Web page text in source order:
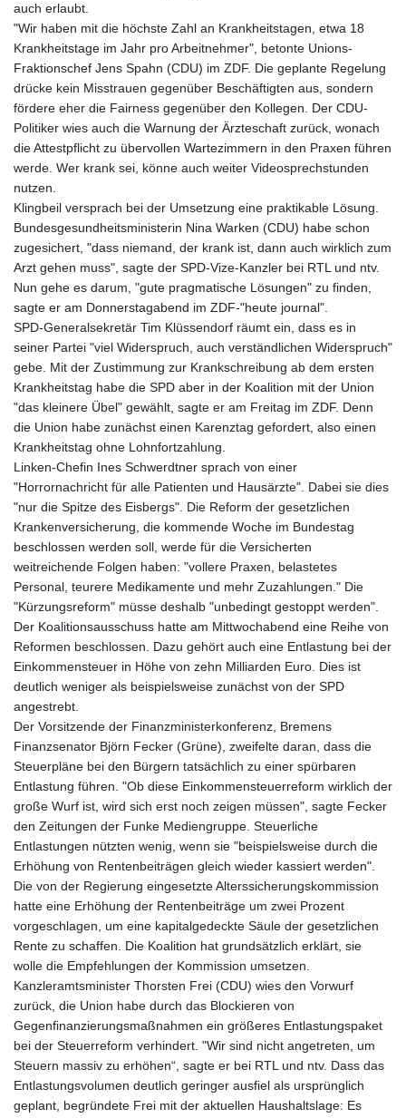
auch erlaubt.
"Wir haben mit die höchste Zahl an Krankheitstagen, etwa 18
Krankheitstage im Jahr pro Arbeitnehmer", betonte Unions-
Fraktionschef Jens Spahn (CDU) im ZDF. Die geplante Regelung
drücke kein Misstrauen gegenüber Beschäftigten aus, sondern
fördere eher die Fairness gegenüber den Kollegen. Der CDU-
Politiker wies auch die Warnung der Ärzteschaft zurück, wonach
die Attestpflicht zu übervollen Wartezimmern in den Praxen führen
werde. Wer krank sei, könne auch weiter Videosprechstunden
nutzen.
Klingbeil versprach bei der Umsetzung eine praktikable Lösung.
Bundesgesundheitsministerin Nina Warken (CDU) habe schon
zugesichert, "dass niemand, der krank ist, dann auch wirklich zum
Arzt gehen muss", sagte der SPD-Vize-Kanzler bei RTL und ntv.
Nun gehe es darum, "gute pragmatische Lösungen" zu finden,
sagte er am Donnerstagabend im ZDF-"heute journal".
SPD-Generalsekretär Tim Klüssendorf räumt ein, dass es in
seiner Partei "viel Widerspruch, auch verständlichen Widerspruch"
gebe. Mit der Zustimmung zur Krankschreibung ab dem ersten
Krankheitstag habe die SPD aber in der Koalition mit der Union
"das kleinere Übel" gewählt, sagte er am Freitag im ZDF. Denn
die Union habe zunächst einen Karenztag gefordert, also einen
Krankheitstag ohne Lohnfortzahlung.
Linken-Chefin Ines Schwerdtner sprach von einer
"Horrornachricht für alle Patienten und Hausärzte". Dabei sie dies
"nur die Spitze des Eisbergs". Die Reform der gesetzlichen
Krankenversicherung, die kommende Woche im Bundestag
beschlossen werden soll, werde für die Versicherten
weitreichende Folgen haben: "vollere Praxen, belastetes
Personal, teurere Medikamente und mehr Zuzahlungen." Die
"Kürzungsreform" müsse deshalb "unbedingt gestoppt werden".
Der Koalitionsausschuss hatte am Mittwochabend eine Reihe von
Reformen beschlossen. Dazu gehört auch eine Entlastung bei der
Einkommensteuer in Höhe von zehn Milliarden Euro. Dies ist
deutlich weniger als beispielsweise zunächst von der SPD
angestrebt.
Der Vorsitzende der Finanzministerkonferenz, Bremens
Finanzsenator Björn Fecker (Grüne), zweifelte daran, dass die
Steuerpläne bei den Bürgern tatsächlich zu einer spürbaren
Entlastung führen. "Ob diese Einkommensteuerreform wirklich der
große Wurf ist, wird sich erst noch zeigen müssen", sagte Fecker
den Zeitungen der Funke Mediengruppe. Steuerliche
Entlastungen nützten wenig, wenn sie "beispielsweise durch die
Erhöhung von Rentenbeiträgen gleich wieder kassiert werden".
Die von der Regierung eingesetzte Alterssicherungskommission
hatte eine Erhöhung der Rentenbeiträge um zwei Prozent
vorgeschlagen, um eine kapitalgedeckte Säule der gesetzlichen
Rente zu schaffen. Die Koalition hat grundsätzlich erklärt, sie
wolle die Empfehlungen der Kommission umsetzen.
Kanzleramtsminister Thorsten Frei (CDU) wies den Vorwurf
zurück, die Union habe durch das Blockieren von
Gegenfinanzierungsmaßnahmen ein größeres Entlastungspaket
bei der Steuerreform verhindert. "Wir sind nicht angetreten, um
Steuern massiv zu erhöhen“, sagte er bei RTL und ntv. Dass das
Entlastungsvolumen deutlich geringer ausfiel als ursprünglich
geplant, begründete Frei mit der aktuellen Haushaltslage: Es